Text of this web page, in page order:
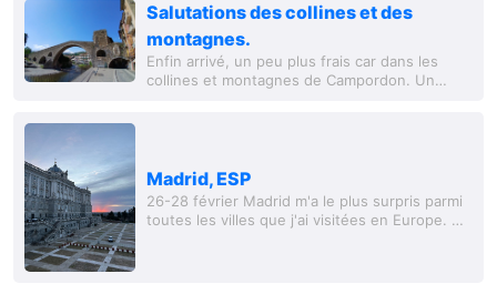
Salutations des collines et des
montagnes.
Enfin arrivé, un peu plus frais car dans les
collines et montagnes de Campordon. Un
Madrid, ESP
26-28 février Madrid m'a le plus surpris parmi
toutes les villes que j'ai visitées en Europe. Un